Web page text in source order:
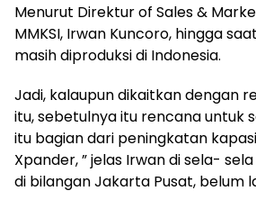
Menurut Direktur of Sales &
MMKSI, Irwan Kuncoro, hingga
masih diproduksi di Indonesia.
Jadi, kalaupun dikaitkan dengan
itu, sebetulnya itu rencana untuk
itu bagian dari peningkatan
Xpander, ” jelas Irwan di sela-
di bilangan Jakarta Pusat, belum